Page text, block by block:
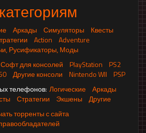
Аркады Симуляторы
Квесты
Action
Adventure
Русификаторы, Моды
Софт для консолей PlayStation
PS2
Другие консоли Nintendo WII
PSP
телефонов: Логические
Аркады
Стратегии Экшены
Другие
торренты с сайта